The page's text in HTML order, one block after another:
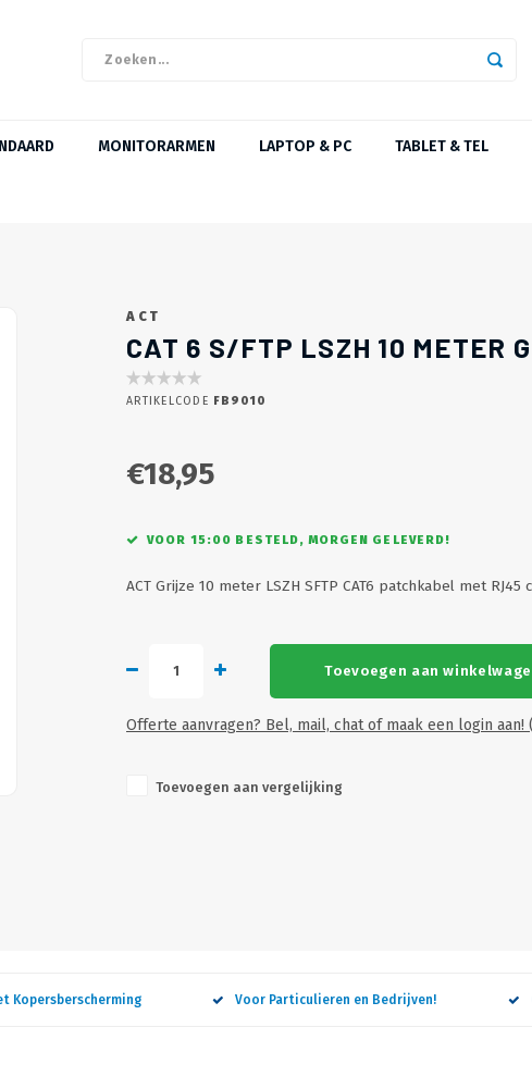
MONITORARMEN LAPTOP & PC TABLET & TEL
ACT
CAT 6 S/FTP LSZH 10 METER
ARTIKELCODE FB9010
€18,95
VOOR 15:00 BESTELD, MORGEN GELEVERD!
ACT Grijze 10 meter LSZH SFTP CAT6 patchkabel met RJ45
Toevoegen aan
Offerte aanvragen? Bel, mail, chat of maak een login aan!
Toevoegen aan vergelijking
Kopersberscherming Voor Particulieren en Bedrijven!